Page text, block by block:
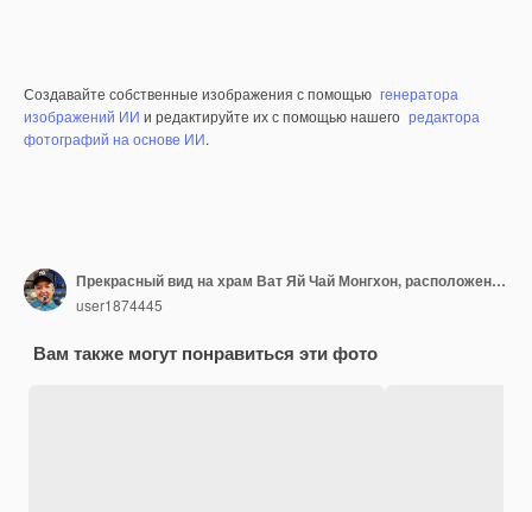
Создавайте собственные изображения с помощью генератора
изображений ИИ и редактируйте их с помощью нашего редактора
фотографий на основе ИИ.
Прекрасный вид на храм Ват Яй Чай Монгхон, расположенный в Аюттхая, Таиланд.
user1874445
Вам также могут понравиться эти фото